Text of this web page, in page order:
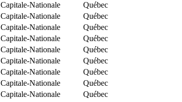
Capitale-Nationale
Québec
Capitale-Nationale
Québec
Capitale-Nationale
Québec
Capitale-Nationale
Québec
Capitale-Nationale
Québec
Capitale-Nationale
Québec
Capitale-Nationale
Québec
Capitale-Nationale
Québec
Capitale-Nationale Québec